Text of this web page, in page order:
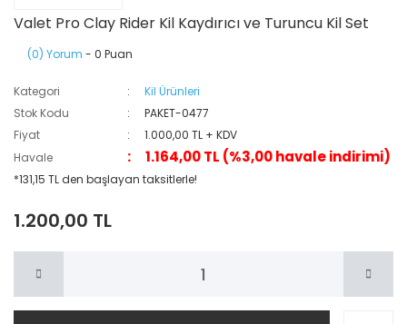
Valet Pro Clay Rider Kil Kaydırıcı ve Turuncu Kil Set
(0) Yorum - 0 Puan
Kategori
Kil Ürünleri
Stok Kodu
PAKET-0477
Fiyat
1.000,00 TL + KDV
Havale
1.164,00 TL (%3,00 havale indirimi)
*131,15 TL den başlayan taksitlerle!
1.200,00 TL